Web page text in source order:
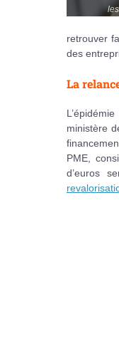
retrouver
des
La
ministère
PME,
d’euros